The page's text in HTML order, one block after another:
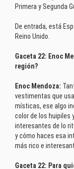
Primera y Segunda
De entrada, está
Reino Unido.
Gaceta 22: Enoc
región?
Enoc Mendoza:
vestimentas que
místicas, ese algo
color de los huipiles
interesantes de lo
y cómo haces esa
más rico e
Gaceta 22: Para